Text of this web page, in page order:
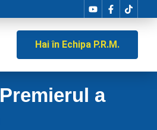
Hai în Echipa P.R.M.
a